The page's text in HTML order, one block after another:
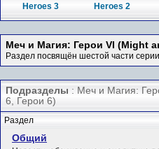
Heroes 3 Heroes 2
Меч и Магия: Герои VI (Might
Раздел посвящён шестой части
Подразделы : Меч и Магия:
6, Герои 6)
Раздел
Общий